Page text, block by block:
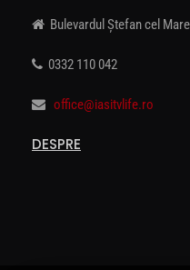
Bulevardul Ștefan cel
0332 110 042
office@iasitvlife.ro
DESPRE